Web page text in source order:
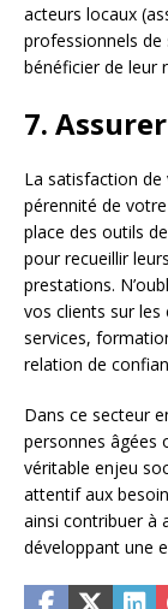
acteurs locaux
professionnels
bénéficier de leur
7.
La satisfaction
pérennité de
place des outils
pour recueillir
prestations.
vos clients sur
services,
relation de
Dans ce secteur
personnes âgées
véritable enjeu
attentif aux
ainsi contribuer à
développant une